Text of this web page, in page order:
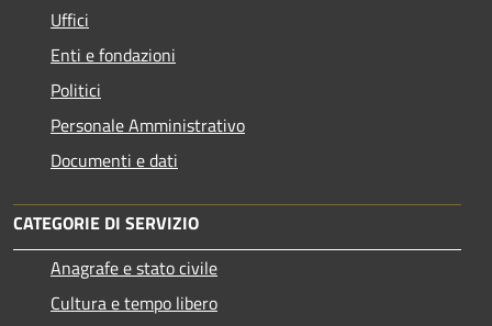
Uffici
Enti e fondazioni
Politici
Personale Amministrativo
Documenti e dati
CATEGORIE DI SERVIZIO
Anagrafe e stato civile
Cultura e tempo libero